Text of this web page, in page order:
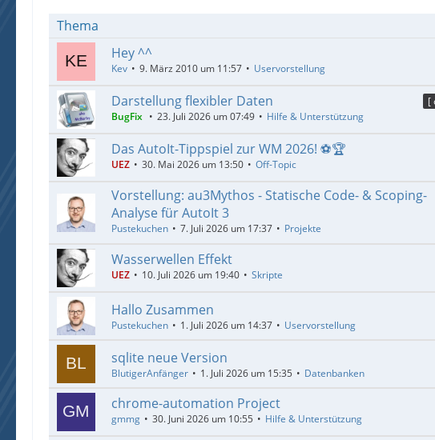
Thema
Hey ^^
Kev 9. März 2010 um 11:57 Uservorstellung
[
Darstellung flexibler Daten
BugFix 23. Juli 2026 um 07:49 Hilfe & Unterstützung
Das AutoIt-Tippspiel zur WM 2026! ⚽🏆
UEZ 30. Mai 2026 um 13:50 Off-Topic
Vorstellung: au3Mythos - Statische Code- & Scoping-
Analyse für AutoIt 3
Pustekuchen 7. Juli 2026 um 17:37 Projekte
Wasserwellen Effekt
UEZ 10. Juli 2026 um 19:40 Skripte
Hallo Zusammen
Pustekuchen 1. Juli 2026 um 14:37 Uservorstellung
sqlite neue Version
BlutigerAnfänger 1. Juli 2026 um 15:35 Datenbanken
chrome-automation Project
gmmg 30. Juni 2026 um 10:55 Hilfe & Unterstützung